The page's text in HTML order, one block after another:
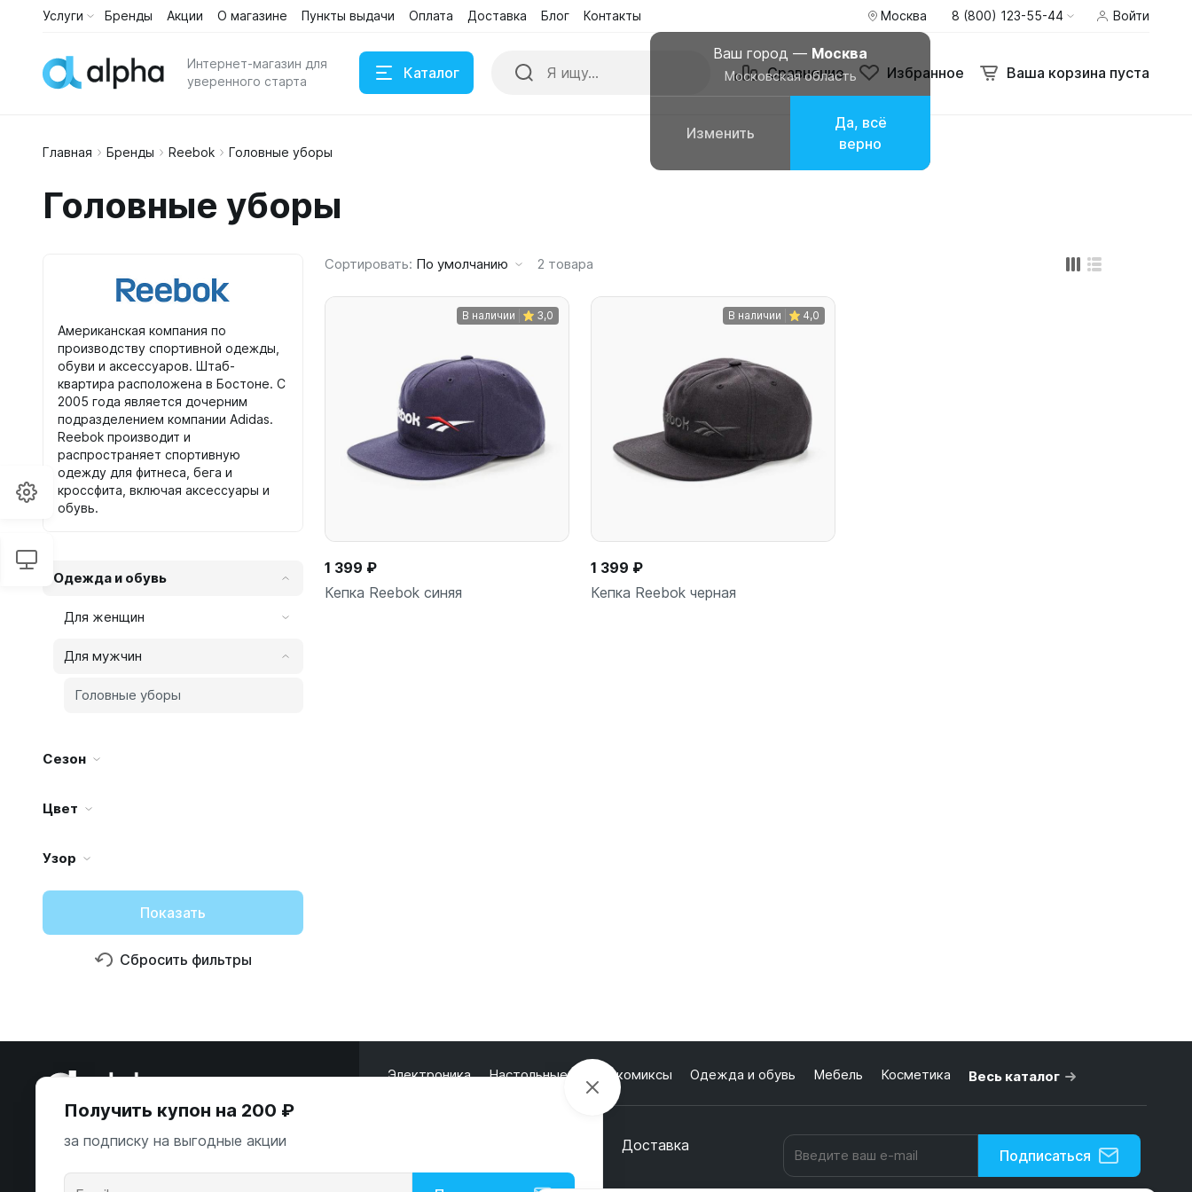
Поиск Сравнение Избранное
Услуги Бренды Акции О магазине Пункты выдачи Оплата Доставка Блог Контакты Москва
Ваш город — Москва
Московская область
Изменить
Да, всё
верно
8 (800) 123-55-44 Войти
Интернет-магазин для
уверенного старта
Каталог Сравнение Избранное Ваша корзина пуста
Портативные колонки
Главная Бренды Reebok Головные уборы
Головные уборы
Американская компания по
производству спортивной одежды,
обуви и аксессуаров. Штаб-
квартира расположена в Бостоне. С
2005 года является дочерним
подразделением компании Adidas.
Reebok производит и
распространяет спортивную
одежду для фитнеса, бега и
кроссфита, включая аксессуары и
обувь.
Одежда и обувь
Для женщин
Для мужчин
Головные уборы
Сезон
Цвет
Узор
Показать
Сбросить фильтры
Сортировать: По умолчанию 2 товара
В наличии 3,0
1 399 ₽
Кепка Reebok синяя
В наличии 4,0
1 399 ₽
Кепка Reebok черная
ООО «Некстайп» 2026 © Все права
защищены
Электроника Настольные игры и комиксы Одежда и обувь Мебель Косметика Весь каталог
Доставка
Подписаться
Получить купон на 200 ₽
за подписку на выгодные акции